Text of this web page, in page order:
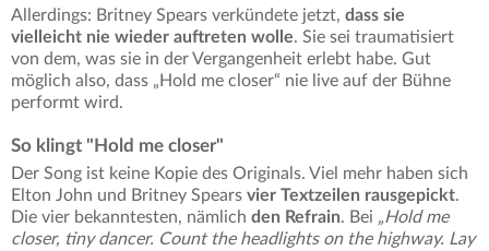
Allerdings: Britney Spears verkündete jetzt, dass sie
vielleicht nie wieder auftreten wolle. Sie sei traumatisiert
von dem, was sie in der Vergangenheit erlebt habe. Gut
möglich also, dass „Hold me closer“ nie live auf der Bühne
performt wird.
So klingt "Hold me closer"
Der Song ist keine Kopie des Originals. Viel mehr haben sich
Elton John und Britney Spears vier Textzeilen rausgepickt.
Die vier bekanntesten, nämlich den Refrain. Bei „Hold me
closer, tiny dancer. Count the headlights on the highway. Lay